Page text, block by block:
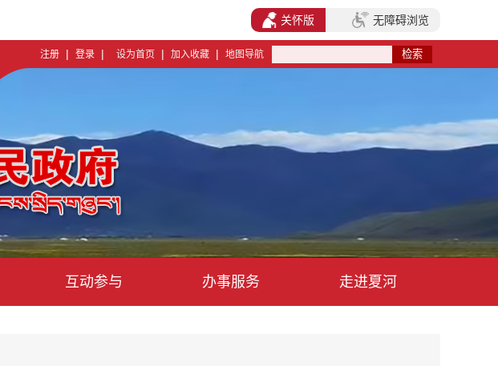
注册 | 登录 | 设为首页 | 加入收藏 | 地图导航
互动参与 办事服务 走进夏河
关怀版 无障碍浏览